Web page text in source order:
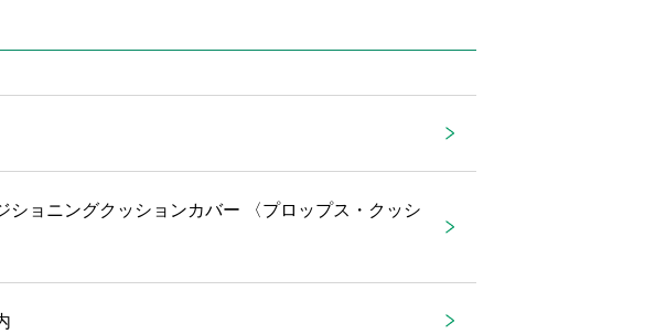
ョニングクッションカバー 〈プロップス・クッシ